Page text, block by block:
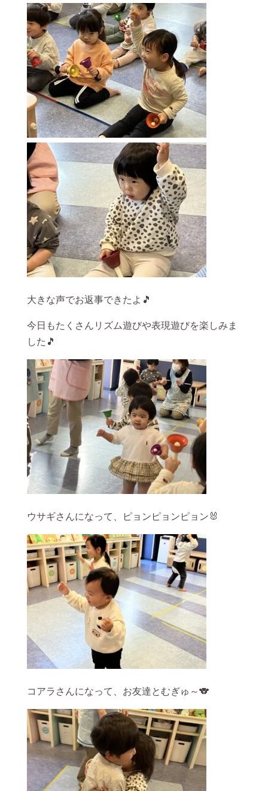
大きな声でお返事できたよ🎵
今日もたくさんリズム遊びや表現遊びを楽しみま
した🎵
ウサギさんになって、ピョンピョンピョン🐰
コアラさんになって、お友達とむぎゅ～🐨